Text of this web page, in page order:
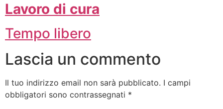
Lavoro di cura
Tempo libero
Lascia un commento
Il tuo indirizzo email non sarà pubblicato. I campi
obbligatori sono contrassegnati *